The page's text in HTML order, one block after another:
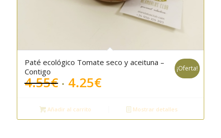
Paté ecológico Tomate seco y aceituna –
Contigo
4.55€ El
original
era:
4.25€El
actual
es:
¡Oferta!
Añadir al carrito Mostrar detalles